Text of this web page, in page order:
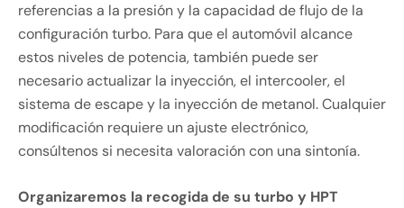
referencias a la presión y la capacidad de flujo de la
configuración turbo. Para que el automóvil alcance
estos niveles de potencia, también puede ser
necesario actualizar la inyección, el intercooler, el
sistema de escape y la inyección de metanol. Cualquier
modificación requiere un ajuste electrónico,
consúltenos si necesita valoración con una sintonía.
Organizaremos la recogida de su turbo y HPT